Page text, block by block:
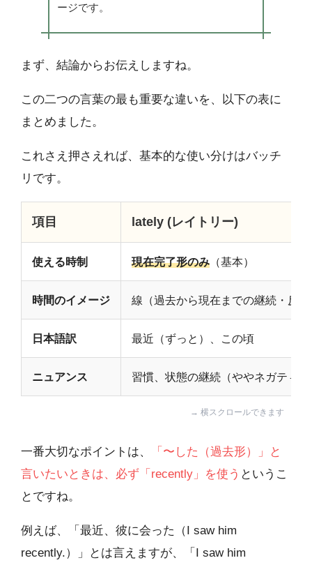
ージです。
まず、結論からお伝えしますね。
この二つの言葉の最も重要な違いを、以下の表に
まとめました。
これさえ押さえれば、基本的な使い分けはバッチ
リです。
項目 lately (レイトリー)
使える時制 現在完了形のみ （基本）
時間のイメージ 線（過去から現在までの継続・反復
日本語訳 最近（ずっと）、この頃
ニュアンス 習慣、状態の継続（ややネガティ
一番大切なポイントは、
「〜した（過去形）」と
言いたいときは、必ず「recently」を使う というこ
とですね。
例えば、「最近、彼に会った（I saw him
recently.）」とは言えますが、「I saw him